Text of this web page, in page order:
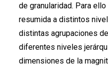
de granularidad. Para
resumida a distintos
distintas agrupaciones
diferentes niveles
dimensiones de la